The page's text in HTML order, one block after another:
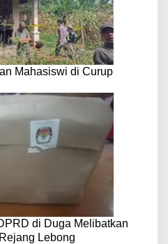
Mahasiswi di Curup
di Duga Melibatkan
Lebong